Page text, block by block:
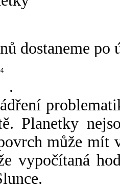
dostaneme po
.
Planetky
může mít
vypočítaná